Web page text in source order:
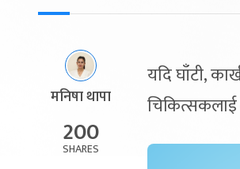
मनिषा थापा
200
SHARES
यदि घाँटी,
चिकित्सकलाई